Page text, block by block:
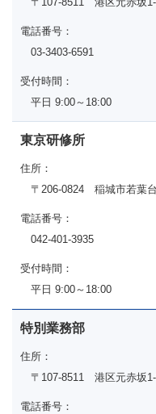
電話番号：
03-3403-6591
受付時間：
平日 9:00～18:00
東京研修所
住所：
〒206-0824 稲城市若葉
電話番号：
042-401-3935
受付時間：
平日 9:00～18:00
特別業務部
住所：
〒107-8511 港区元赤坂
電話番号：